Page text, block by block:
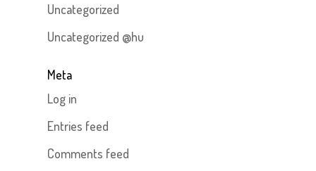
Uncategorized
Uncategorized @hu
Meta
Log in
Entries feed
Comments feed